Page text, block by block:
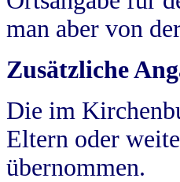
man aber von
Zusätzliche
Die im
Eltern oder
übernommen.